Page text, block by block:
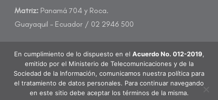
Matriz: Panamá 704 y Roca.
Guayaquil – Ecuador / 02 2946 500
atencioncliente@banecuador.fin.ec
En cumplimiento de lo dispuesto en el Acuerdo No. 012-2019,
emitido por el Ministerio de Telecomunicaciones y de la
Sociedad de la Información, comunicamos nuestra política para
el tratamiento de datos personales. Para continuar navegando
en este sitio debe aceptar los términos de la misma.